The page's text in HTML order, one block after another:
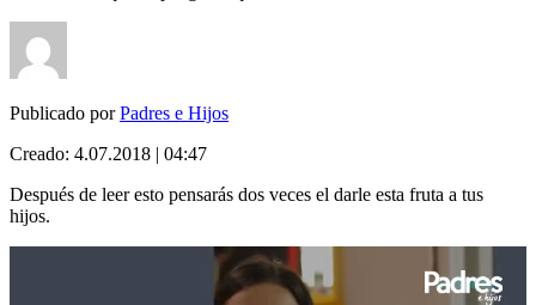
Publicado porPadres e Hijos
Creado: 4.07.2018 | 04:47
Después de leer esto pensarás dos veces el darle esta fruta a tus
hijos.